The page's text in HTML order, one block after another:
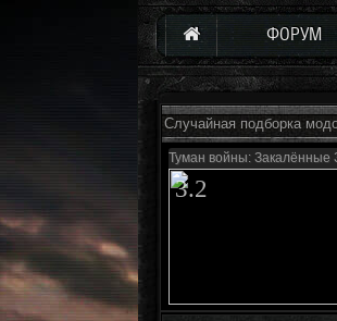
ФОРУМ
Случайная подборка
Туман войны: Закалённые
3.2